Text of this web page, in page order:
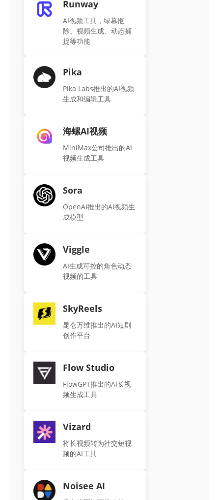
Runway
AI视频工具，绿幕抠
除、视频生成、动态捕
捉等功能
Pika
Pika Labs推出的AI视频
生成和编辑工具
海螺AI视频
MiniMax公司推出的AI
视频生成工具
Sora
OpenAI推出的AI视频生
成模型
Viggle
AI生成可控的角色动态
视频的工具
SkyReels
昆仑万维推出的AI短剧
创作平台
Flow Studio
FlowGPT推出的AI长视
频生成工具
Vizard
将长视频转为社交短视
频的AI工具
Noisee AI